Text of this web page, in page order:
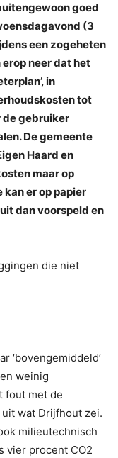
goed
(3
een zogeheten
erop neer dat het
in
tot
de gebruiker
De gemeente
Haard en
maar op
kan er op papier
dan voorspeld en
die niet
‘bovengemiddeld’
weinig
fout met de
wat Drijfhout zei.
milieutechnisch
vier procent CO2